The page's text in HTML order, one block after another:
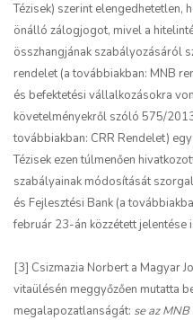
Tézisek) szerint elengedhetetlen,
önálló zálogjogot, mivel a
összhangjának szabályozásáról
rendelet (a továbbiakban: MNB
és befektetési vállalkozásokra
követelményekről szóló 575/
továbbiakban: CRR Rendelet)
Tézisek ezen túlmenően
szabályainak módosítását
és Fejlesztési Bank (a
február 23-án közzétett jelentése
[3] Csizmazia Norbert a Magyar
vitaülésén meggyőzően mutatta
megalapozatlanságát: se az